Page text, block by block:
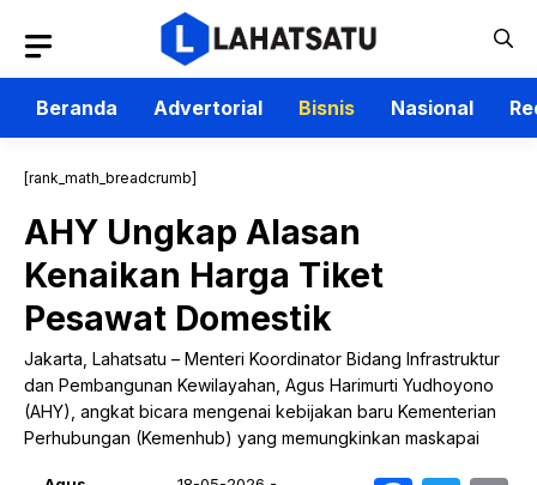
isi
Beranda
Advertorial Bisnis Nasional
[rank_math_breadcrumb]
AHY Ungkap Alasan
Kenaikan Harga Tiket
Pesawat Domestik
Jakarta, Lahatsatu – Menteri Koordinator Bidang Infrastruktur
dan Pembangunan Kewilayahan, Agus Harimurti Yudhoyono
(AHY), angkat bicara mengenai kebijakan baru Kementerian
Perhubungan (Kemenhub) yang memungkinkan maskapai